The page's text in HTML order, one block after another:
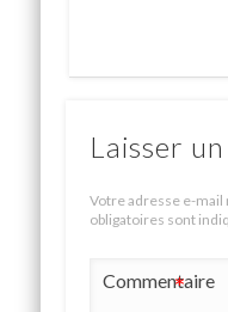
Laisser
Votre adresse e-mail
obligatoires sont
Commentaire
*